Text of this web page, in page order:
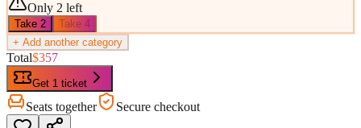
Only 2 left
Take 2 Take 4
+ Add another category
Total$357
Get 1 ticket
Seats together Secure checkout